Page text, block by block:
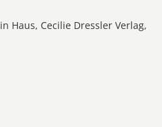
Haus, Cecilie Dressler Verlag,